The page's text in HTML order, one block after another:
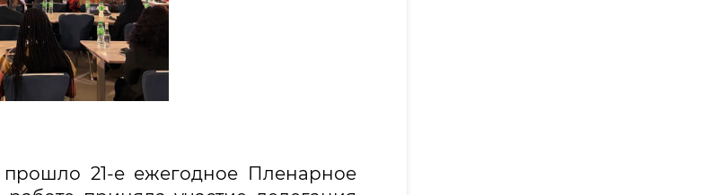
21-е ежегодное Пленарное